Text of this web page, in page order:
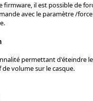
firmware, il est possible de
avec le paramètre /
permettant d'éteindre
volume sur le casque.